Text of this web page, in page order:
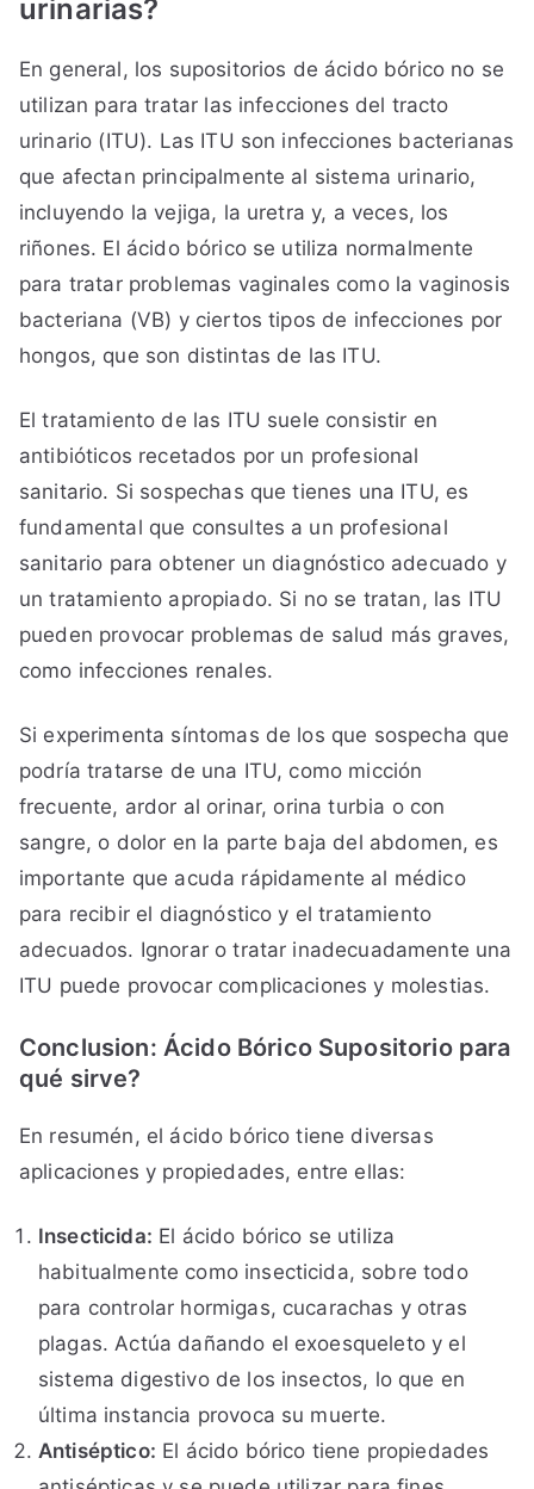
urinarias?
En general, los supositorios de ácido bórico no se
utilizan para tratar las infecciones del tracto
urinario (ITU). Las ITU son infecciones bacterianas
que afectan principalmente al sistema urinario,
incluyendo la vejiga, la uretra y, a veces, los
riñones. El ácido bórico se utiliza normalmente
para tratar problemas vaginales como la vaginosis
bacteriana (VB) y ciertos tipos de infecciones por
hongos, que son distintas de las ITU.
El tratamiento de las ITU suele consistir en
antibióticos recetados por un profesional
sanitario. Si sospechas que tienes una ITU, es
fundamental que consultes a un profesional
sanitario para obtener un diagnóstico adecuado y
un tratamiento apropiado. Si no se tratan, las ITU
pueden provocar problemas de salud más graves,
como infecciones renales.
Si experimenta síntomas de los que sospecha que
podría tratarse de una ITU, como micción
frecuente, ardor al orinar, orina turbia o con
sangre, o dolor en la parte baja del abdomen, es
importante que acuda rápidamente al médico
para recibir el diagnóstico y el tratamiento
adecuados. Ignorar o tratar inadecuadamente una
ITU puede provocar complicaciones y molestias.
Conclusion: Ácido Bórico Supositorio para
qué sirve?
En resumén, el ácido bórico tiene diversas
aplicaciones y propiedades, entre ellas:
Insecticida: El ácido bórico se utiliza
habitualmente como insecticida, sobre todo
para controlar hormigas, cucarachas y otras
plagas. Actúa dañando el exoesqueleto y el
sistema digestivo de los insectos, lo que en
última instancia provoca su muerte.
Antiséptico: El ácido bórico tiene propiedades